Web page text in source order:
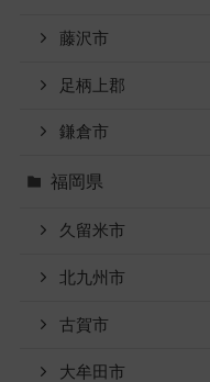
藤沢市
足柄上郡
鎌倉市
福岡県
久留米市
北九州市
古賀市
大牟田市